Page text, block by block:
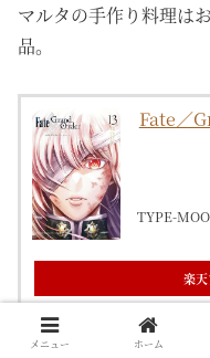
マルタの手作り料理は
品。
Fate／
TYPE-
楽
メニュー ホーム